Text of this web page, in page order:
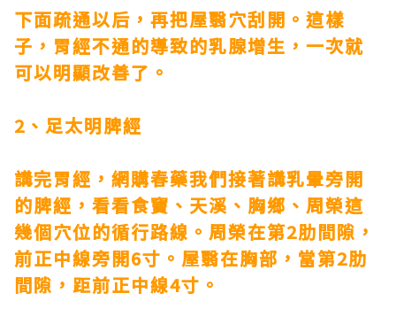
下面疏通以后，再把屋翳穴刮開。這樣
子，胃經不通的導致的乳腺增生，一次就
可以明顯改善了。
2、足太明脾經
講完胃經， 網購春藥我們接著講乳暈旁開
的脾經，看看食竇、天溪、胸鄉、周榮這
幾個穴位的循行路線。周榮在第2肋間隙，
前正中線旁開6寸。屋翳在胸部，當第2肋
間隙，距前正中線4寸。